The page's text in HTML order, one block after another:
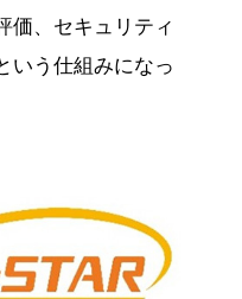
価、セキュリティ
いう仕組みになっ